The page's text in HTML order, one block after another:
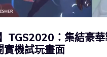
TGS2020：集結豪
實機試玩畫面